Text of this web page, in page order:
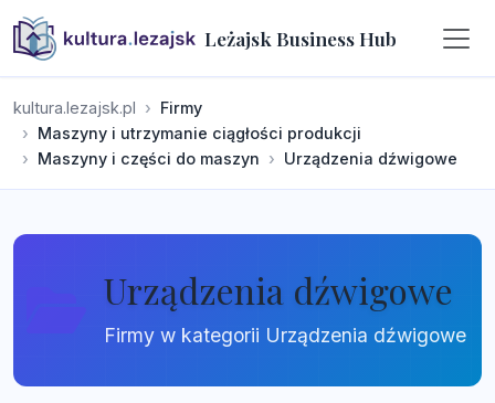
Leżajsk Business Hub
kultura.lezajsk.pl
Firmy
Maszyny i utrzymanie ciągłości produkcji
Maszyny i części do maszyn
Urządzenia dźwigowe
Urządzenia dźwigowe
Firmy w kategorii Urządzenia dźwigowe